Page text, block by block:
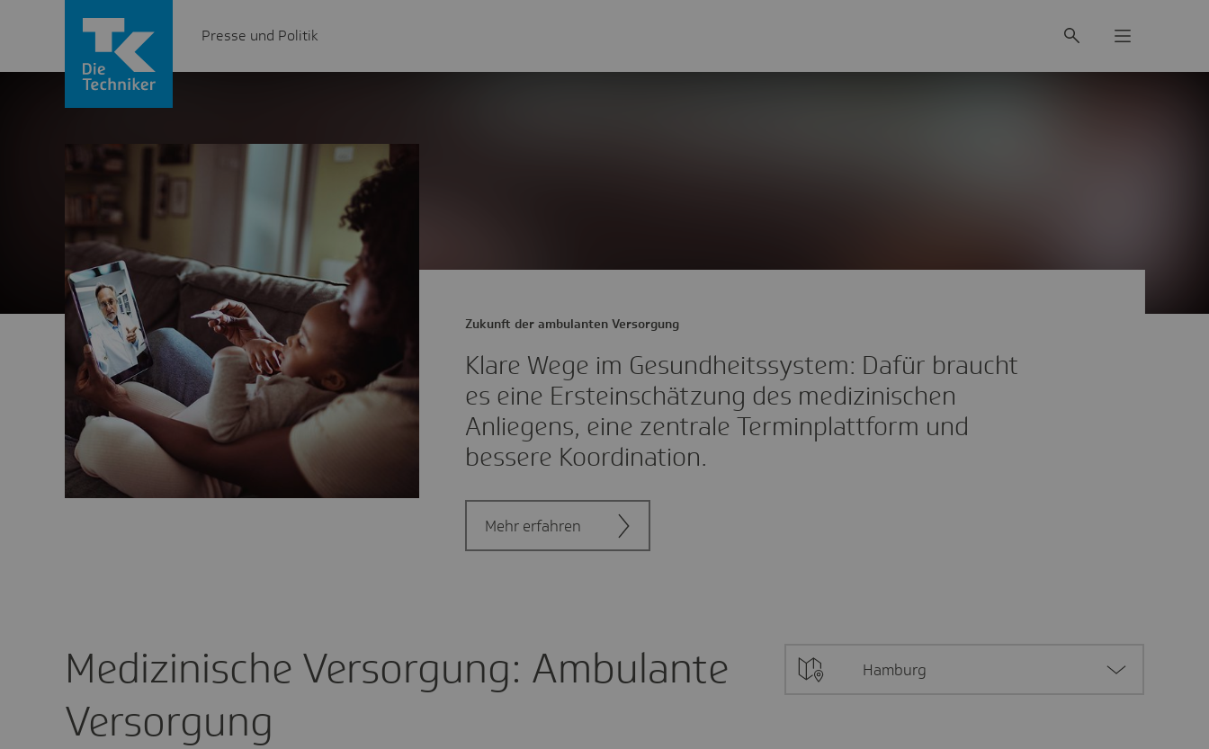
Presse und Politik
Klare Wege im Gesundheitssystem: Dafür braucht
es eine Ersteinschätzung des medizinischen
Anliegens, eine zentrale Terminplattform und
bessere Koordination.
Zukunft der ambulanten Versorgung
Mehr erfahren
Medizinische Versorgung: Ambulante
Versorgung
Hamburg